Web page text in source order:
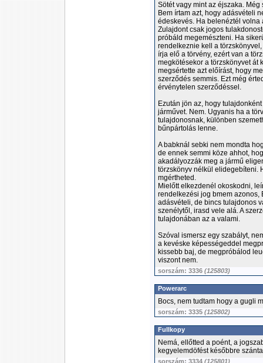
Sötét vagy mint az éjszaka.
Bem írtam azt, hogy adásvételi
édeskevés. Ha belenéztél
Zulajdont csak jogos
próbáld megemészteni. Ha
rendelkeznie kell a
írja elő a törvény, ezért van a
megkötésekor a törzskönyvet át
megsértette azt előírást, hogy
szerződés semmis. Ezt még
érvénytelen szerződéssel.
Ezután jön az, hogy
járművet. Nem. Ugyanis ha a
tulajdonosnak, különben
bűnpártolás lenne.
A babknál sebki nem mondta
de ennek semmi köze ahhot,
akadályozzák meg a jármű
törzskönyv nélkül elidegebíteni.
mgértheted.
Mielőtt elkezdenél okoskodni,
rendelkezési jog bmem azonos,
adásvételi, de bincs tulajdonos
szenélytől, irasd vele alá. A
tulajdonában az a valami.
Szóval ismersz egy szabályt,
a kevéske képességeddel
kissebb baj, de megpróbálod
viszont nem.
sorszám: 3336 (125803)
Powerarc
Bocs, nem tudtam hogy a gugli
sorszám: 3335 (125802)
Fullkopy
Nemá, ellőtted a poént, a
kegyelemdöfést későbbre
sorszám: 3334 (125801)